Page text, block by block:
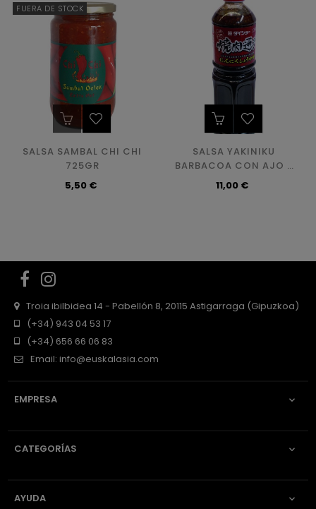
FUERA DE STOCK
SALSA SAMBAL CHI CHI
725GR
Precio
5,50 €
SALSA YAKINIKU
BARBACOA CON AJO Y
SÉSAMO 1,15KG
Precio
11,00 €
Facebook
Troia ibilbidea 14 - Pabellón 8, 20115 Astigarraga (Gipuzkoa)
(+34) 943 04 53 17
(+34) 656 66 06 83
Email: info@euskalasia.com
EMPRESA 
CATEGORÍAS 
AYUDA 